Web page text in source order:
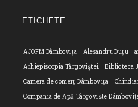
ETICHETE
AJOFM Dâmbovița Alesandru Duțu
Arhiepiscopia Târgoviștei
Biblioteca
Camera de comerț Dâmbovița
Compania de Apă Târgoviște